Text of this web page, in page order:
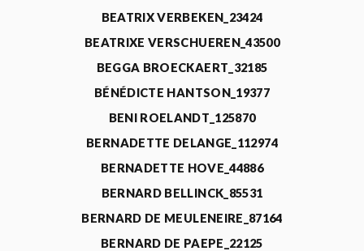
BEATRIX VERBEKEN_23424
BEATRIXE VERSCHUEREN_43500
BEGGA BROECKAERT_32185
BÉNÉDICTE HANTSON_19377
BENI ROELANDT_125870
BERNADETTE DELANGE_112974
BERNADETTE HOVE_44886
BERNARD BELLINCK_85531
BERNARD DE MEULENEIRE_87164
BERNARD DE PAEPE_22125